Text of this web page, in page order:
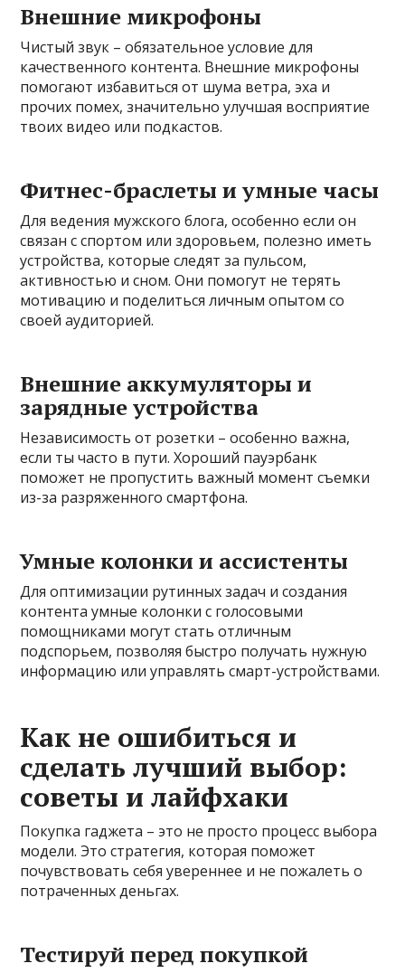
Внешние микрофоны
Чистый звук – обязательное условие для
качественного контента. Внешние микрофоны
помогают избавиться от шума ветра, эха и
прочих помех, значительно улучшая восприятие
твоих видео или подкастов.
Фитнес-браслеты и умные часы
Для ведения мужского блога, особенно если он
связан с спортом или здоровьем, полезно иметь
устройства, которые следят за пульсом,
активностью и сном. Они помогут не терять
мотивацию и поделиться личным опытом со
своей аудиторией.
Внешние аккумуляторы и
зарядные устройства
Независимость от розетки – особенно важна,
если ты часто в пути. Хороший пауэрбанк
поможет не пропустить важный момент съемки
из-за разряженного смартфона.
Умные колонки и ассистенты
Для оптимизации рутинных задач и создания
контента умные колонки с голосовыми
помощниками могут стать отличным
подспорьем, позволяя быстро получать нужную
информацию или управлять смарт-устройствами.
Как не ошибиться и
сделать лучший выбор:
советы и лайфхаки
Покупка гаджета – это не просто процесс выбора
модели. Это стратегия, которая поможет
почувствовать себя увереннее и не пожалеть о
потраченных деньгах.
Тестируй перед покупкой